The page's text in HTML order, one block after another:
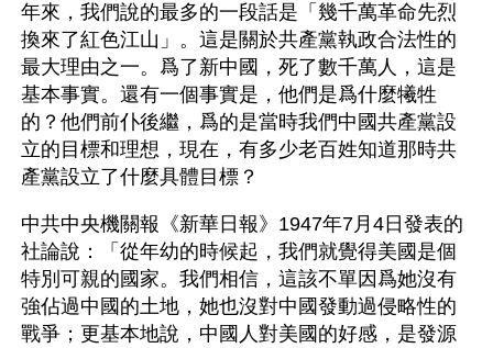
年來，我們說的最多的一段話是「幾千萬革命先烈
換來了紅色江山」。這是關於共產黨執政合法性的
最大理由之一。爲了新中國，死了數千萬人，這是
基本事實。還有一個事實是，他們是爲什麼犧牲
的？他們前仆後繼，爲的是當時我們中國共產黨設
立的目標和理想，現在，有多少老百姓知道那時共
產黨設立了什麼具體目標？
中共中央機關報《新華日報》1947年7月4日發表的
社論說：「從年幼的時候起，我們就覺得美國是個
特別可親的國家。我們相信，這該不單因爲她沒有
強佔過中國的土地，她也沒對中國發動過侵略性的
戰爭；更基本地說，中國人對美國的好感，是發源